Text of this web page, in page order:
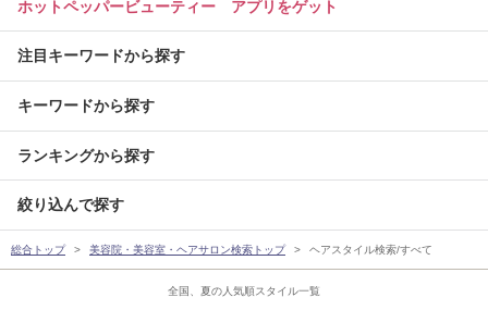
全国、夏の人気順スタイル一覧
ホットペッパービューティー アプリをゲット
注目キーワードから探す
キーワードから探す
ランキングから探す
絞り込んで探す
総合トップ 美容院・美容室・ヘアサロン検索トップ ヘアスタイル検索/すべて